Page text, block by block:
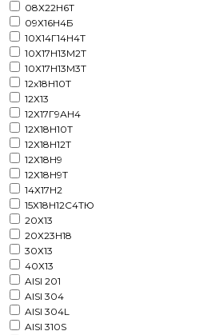
08Х22Н6Т
09Х16Н4Б
10Х14Г14Н4Т
10Х17Н13М2Т
10Х17Н13М3Т
12x18Н10Т
12Х13
12Х17Г9АН4
12Х18Н10Т
12Х18Н12Т
12Х18Н9
12Х18Н9Т
14Х17Н2
15Х18Н12С4ТЮ
20Х13
20Х23Н18
30Х13
40Х13
AISI 201
AISI 304
AISI 304L
AISI 310S